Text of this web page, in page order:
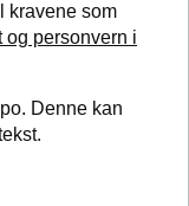
kravene som
og personvern i
Denne kan